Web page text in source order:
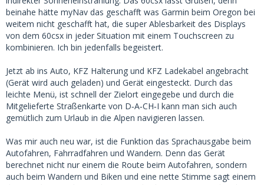
beinahe hätte myNav das geschafft was Garmin beim Oregon bei
weitem nicht geschafft hat, die super Ablesbarkeit des Displays
von dem 60csx in jeder Situation mit einem Touchscreen zu
kombinieren. Ich bin jedenfalls begeistert.
Jetzt ab ins Auto, KFZ Halterung und KFZ Ladekabel angebracht
(Gerät wird auch geladen) und Gerät eingesteckt. Durch das
leichte Menü, ist schnell der Zielort eingegebe und durch die
Mitgelieferte Straßenkarte von D‐A‐CH‐I kann man sich auch
gemütlich zum Urlaub in die Alpen navigieren lassen.
Was mir auch neu war, ist die Funktion das Sprachausgabe beim
Autofahren, Fahrradfahren und Wandern. Denn das Gerät
berechnet nicht nur einem die Route beim Autofahren, sondern
auch beim Wandern und Biken und eine nette Stimme sagt einem